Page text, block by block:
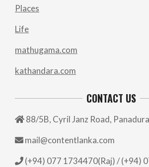
Places
Life
mathugama.com
kathandara.com
CONTACT US
88/5B, Cyril Janz Road,
mail@contentlanka.com
(+94) 077 1734470(Raj) / (+94)